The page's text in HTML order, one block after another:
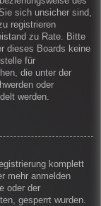
sich unsicher sind,
registrieren
zu Rate. Bitte
dieses Boards keine
für
die unter der
oder
werden.
komplett
mehr anmelden
oder der
gesperrt wurden.